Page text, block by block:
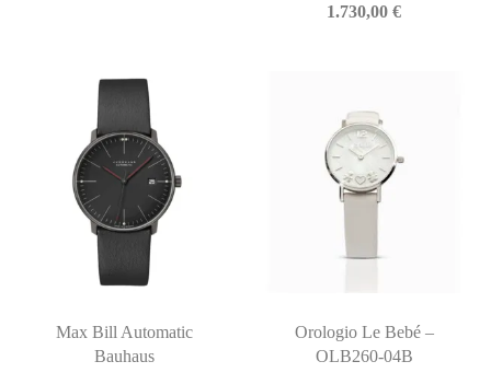
1.730,00€
Max Bill Automatic
Bauhaus
Orologio Le Bebé –
OLB260-04B